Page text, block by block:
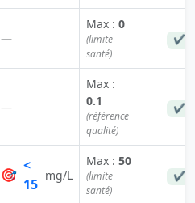
—
Max : 0
(limite
santé)
✔
—
Max :
0.1
(référence
qualité)
✔
🎯
<
15
mg/L
Max : 50
(limite
santé)
✔